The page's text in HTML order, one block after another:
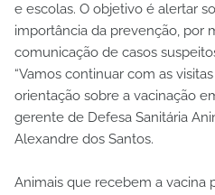
e escolas. O objetivo é alertar
importância da prevenção, por
comunicação de casos
“Vamos continuar com as
orientação sobre a vacinação
gerente de Defesa Sanitária
Alexandre dos Santos.
Animais que recebem a vacina